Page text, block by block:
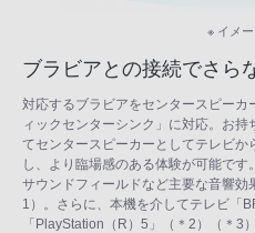
※ イメ
ブラビアとの接続でさら
対応するブラビアをセンタースピー
ィックセンターシンク」に対応。お
てセンタースピーカーとしてテレビ
し、より臨場感のある体験が可能で
サウンドフィールドなど主要な音響効
1）。さらに、本機を介してテレビ「
「PlayStation（R）5」（＊2）（＊3